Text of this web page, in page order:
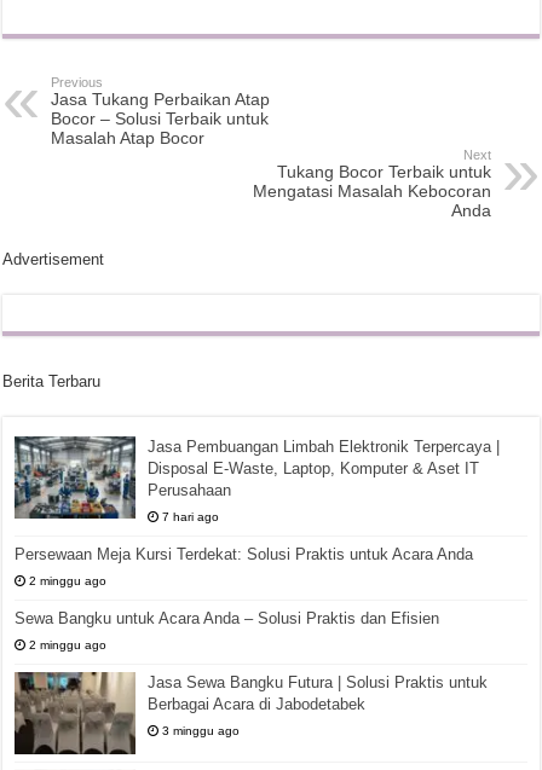
Previous
Jasa Tukang Perbaikan Atap
Bocor – Solusi Terbaik untuk
Masalah Atap Bocor
Next
Tukang Bocor Terbaik untuk
Mengatasi Masalah Kebocoran
Anda
Advertisement
Berita Terbaru
Jasa Pembuangan Limbah Elektronik Terpercaya |
Disposal E-Waste, Laptop, Komputer & Aset IT
Perusahaan
7 hari ago
Persewaan Meja Kursi Terdekat: Solusi Praktis untuk Acara Anda
2 minggu ago
Sewa Bangku untuk Acara Anda – Solusi Praktis dan Efisien
2 minggu ago
Jasa Sewa Bangku Futura | Solusi Praktis untuk
Berbagai Acara di Jabodetabek
3 minggu ago